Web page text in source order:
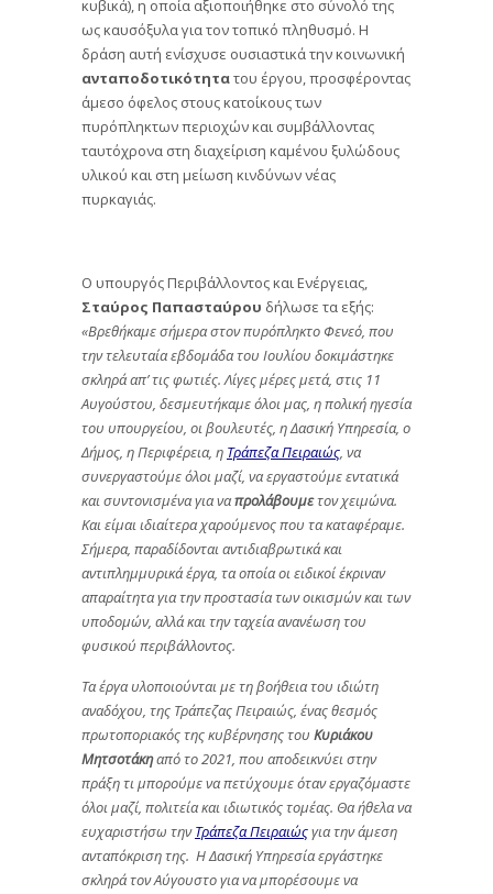
κυβικά), η οποία αξιοποιήθηκε στο σύνολό της
ως καυσόξυλα για τον τοπικό πληθυσμό. Η
δράση αυτή ενίσχυσε ουσιαστικά την κοινωνική
ανταποδοτικότητατου έργου, προσφέροντας
άμεσο όφελος στους κατοίκους των
πυρόπληκτων περιοχών και συμβάλλοντας
ταυτόχρονα στη διαχείριση καμένου ξυλώδους
υλικού και στη μείωση κινδύνων νέας
πυρκαγιάς.
Ο υπουργός Περιβάλλοντος και Ενέργειας,
Σταύρος Παπασταύρου δήλωσε τα εξής:
«Βρεθήκαμε σήμερα στον πυρόπληκτο Φενεό, που
την τελευταία εβδομάδα του Ιουλίου δοκιμάστηκε
σκληρά απ’ τις φωτιές. Λίγες μέρες μετά, στις 11
Αυγούστου, δεσμευτήκαμε όλοι μας, η πολική ηγεσία
του υπουργείου, οι βουλευτές, η Δασική Υπηρεσία, ο
Δήμος, η Περιφέρεια, η Τράπεζα Πειραιώς , να
συνεργαστούμε όλοι μαζί, να εργαστούμε εντατικά
και συντονισμένα για ναπρολάβουμετον χειμώνα.
Και είμαι ιδιαίτερα χαρούμενος που τα καταφέραμε.
Σήμερα, παραδίδονται αντιδιαβρωτικά και
αντιπλημμυρικά έργα, τα οποία οι ειδικοί έκριναν
απαραίτητα για την προστασία των οικισμών και των
υποδομών, αλλά και την ταχεία ανανέωση του
φυσικού περιβάλλοντος.
Τα έργα υλοποιούνται με τη βοήθεια του ιδιώτη
αναδόχου, της Τράπεζας Πειραιώς, ένας θεσμός
πρωτοποριακός της κυβέρνησης του Κυριάκου
Μητσοτάκηαπό το 2021, που αποδεικνύει στην
πράξη τι μπορούμε να πετύχουμε όταν εργαζόμαστε
όλοι μαζί, πολιτεία και ιδιωτικός τομέας. Θα ήθελα να
ευχαριστήσω τηνΤράπεζα Πειραιώςγια την άμεση
ανταπόκριση της. Η Δασική Υπηρεσία εργάστηκε
σκληρά τον Αύγουστο για να μπορέσουμε να